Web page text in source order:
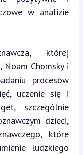
w analizie
której
Noam Chomsky i
procesów
uczenie się i
szczególnie
dzieci,
które
ludzkiego